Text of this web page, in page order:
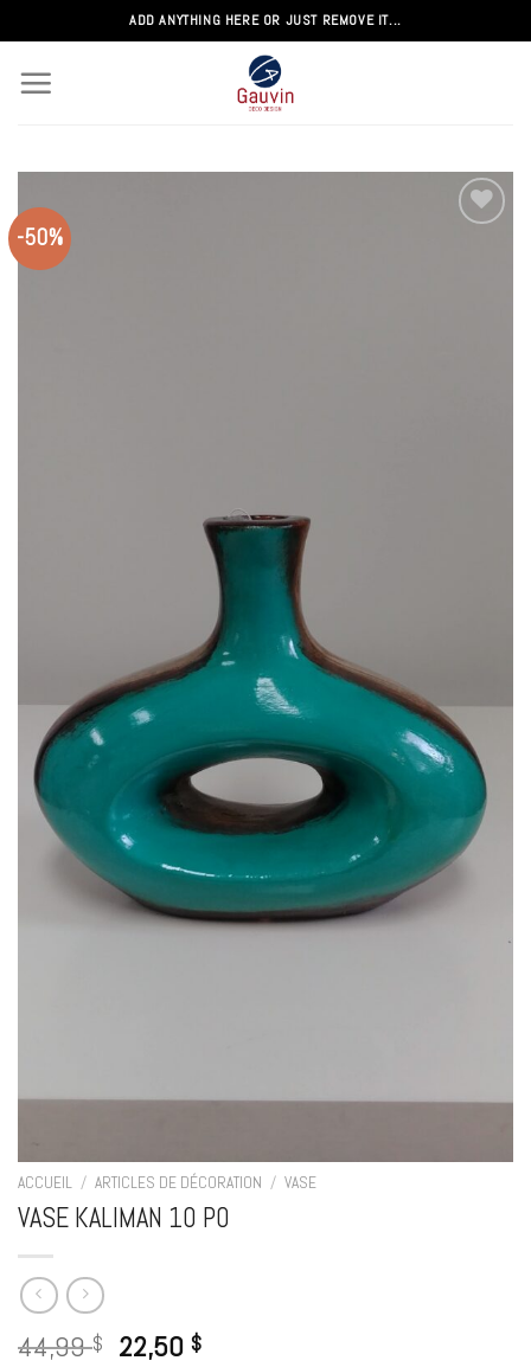
au
contenu
ADD ANYTHING HERE OR JUST REMOVE IT...
-50%
ACCUEIL / ARTICLES DE DÉCORATION / VASE
VASE KALIMAN 10 PO
44,99$ 22,50$